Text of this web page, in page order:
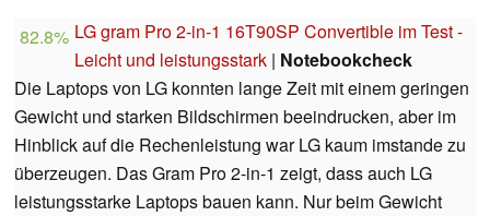
82.8% LG gram Pro 2-in-1 16T90SP Convertible im Test -
Leicht und leistungsstark | Notebookcheck
Die Laptops von LG konnten lange Zeit mit einem geringen
Gewicht und starken Bildschirmen beeindrucken, aber im
Hinblick auf die Rechenleistung war LG kaum imstande zu
überzeugen. Das Gram Pro 2-in-1 zeigt, dass auch LG
leistungsstarke Laptops bauen kann. Nur beim Gewicht